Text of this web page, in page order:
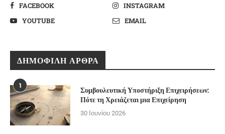
FACEBOOK
INSTAGRAM
YOUTUBE
EMAIL
ΔΗΜΟΦΙΛΉ ΆΡΘΡΑ
1
Συμβουλευτική Υποστήριξη Επιχειρήσεων:
Πότε τη Χρειάζεται μια Επιχείρηση
30 Ιουνίου 2026